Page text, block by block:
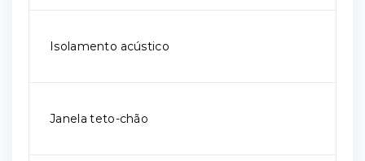
Isolamento acústico
Janela teto-chão